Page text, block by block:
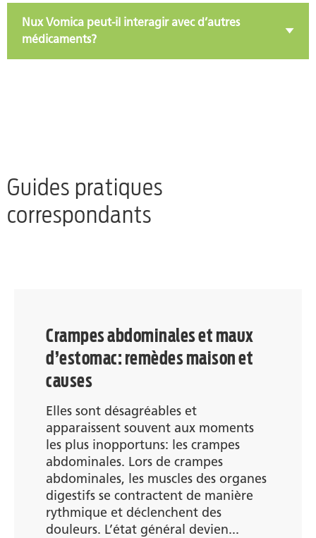
Nux Vomica peut-il interagir avec d’autres
médicaments?
Guides pratiques
correspondants
Crampes abdominales et maux
d’estomac: remèdes maison et
causes
Elles sont désagréables et
apparaissent souvent aux moments
les plus inopportuns: les crampes
abdominales. Lors de crampes
abdominales, les muscles des organes
digestifs se contractent de manière
rythmique et déclenchent des
douleurs. L’état général devien...